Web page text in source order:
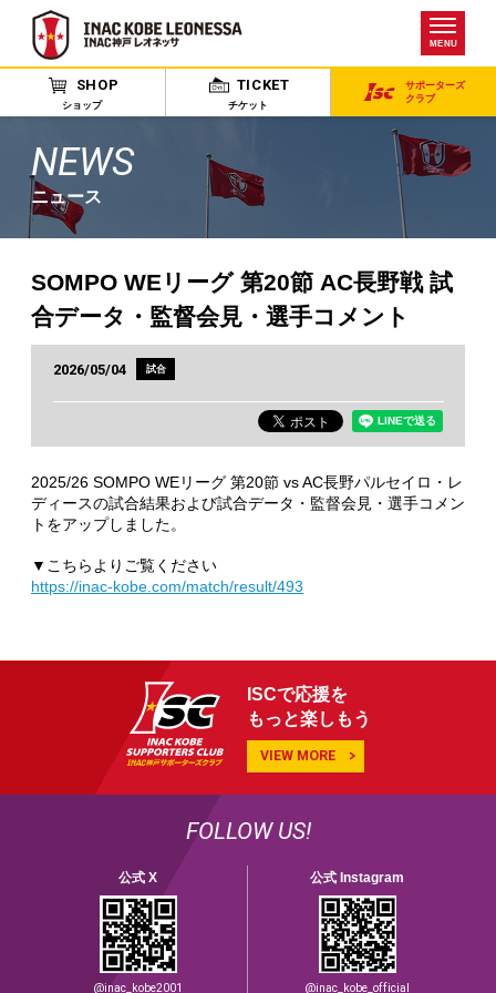
MENU
SHOP
ショップ
TICKET
チケット
サポーターズ
クラブ
NEWS
ニュース
SOMPO WEリーグ 第20節 AC長野戦 試
合データ・監督会見・選手コメント
2026/05/04 試合
2025/26 SOMPO WEリーグ 第20節 vs AC長野パルセイロ・レ
ディースの試合結果および試合データ・監督会見・選手コメン
トをアップしました。
▼こちらよりご覧ください
https://inac-kobe.com/match/result/493
ISCで応援を
もっと楽しもう
VIEW MORE
FOLLOW US!
公式 X
@inac_kobe2001
公式 Instagram
@inac_kobe_official